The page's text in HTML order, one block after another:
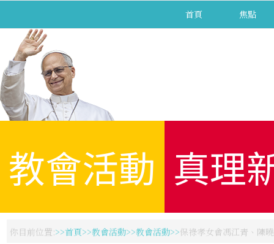
首頁 焦點
教會活動 真理
你目前位置: 首頁 教會活動 教會活動 保祿孝女會馮江青、陳